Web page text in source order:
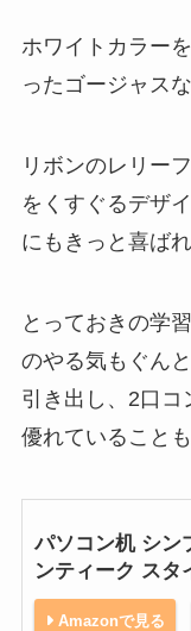
ホワイトカラー
ったゴージャス
リボンのレリー
をくすぐるデザ
にもきっと喜ば
とっておきの学
のやる気もぐん
引き出し、2口コ
優れていること
パソコン机 シン
ンティーク スタ
Amazonで見る